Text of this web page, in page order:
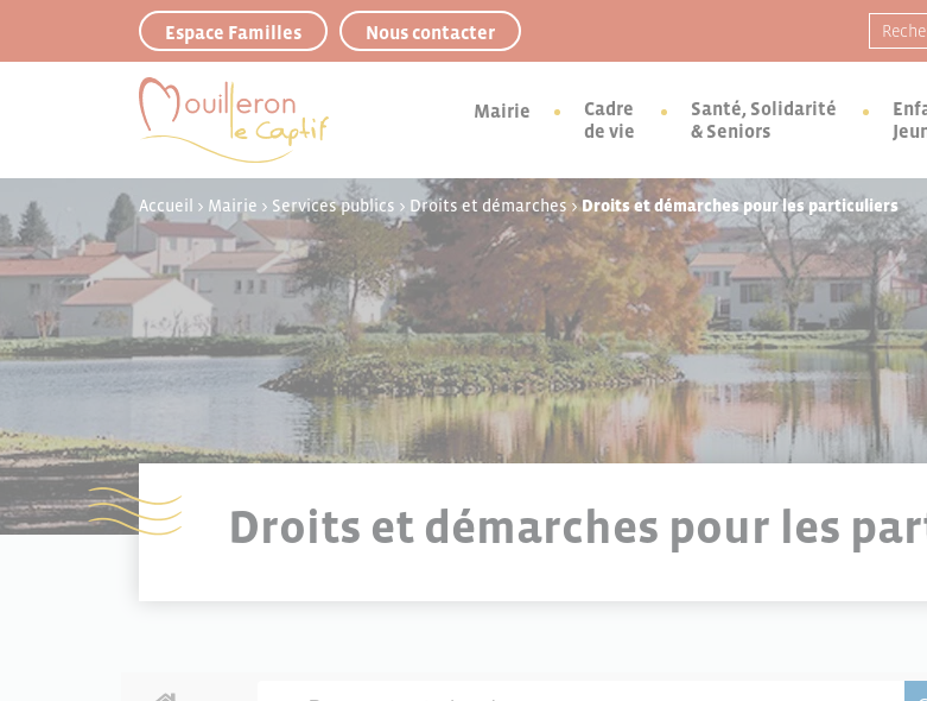
Espace Familles Nous contacter
Mairie
Cadre
de vie
Santé, Solidarité
& Seniors
Accueil > Mairie > Services publics > Droits et démarches >Droits et démarches pour les particuliers
Droits et démarches pour les
Panneau de gestion des cookies